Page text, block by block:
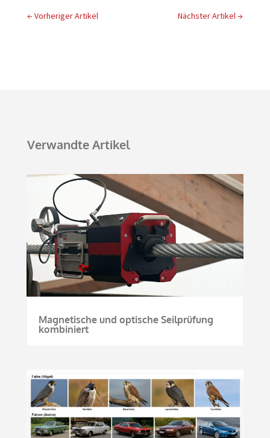
← Vorheriger Artikel Nächster Artikel→
Verwandte Artikel
Magnetische und optische Seilprüfung
kombiniert